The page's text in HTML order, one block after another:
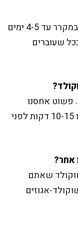
כן, בהחלט. אפשר לשמור את הכדורים במקרר עד 4-5 ימים
שעוברים
פשוט אחסנו
אותם בקופסה מתאימה בפריזר, והוציאו 10-15 דקות לפני
שאתם
אגוזים